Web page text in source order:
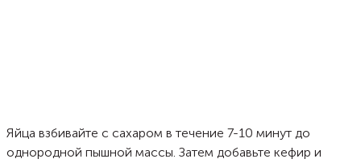
Яйца взбивайте с сахаром в течение 7-10 минут до
однородной пышной массы. Затем добавьте кефир и